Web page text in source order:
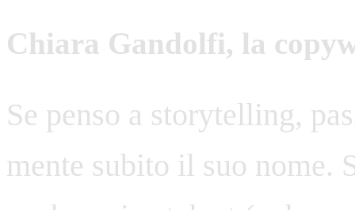
Chiara Gandolfi, la
Se penso a storytelling,
mente subito il suo nome.